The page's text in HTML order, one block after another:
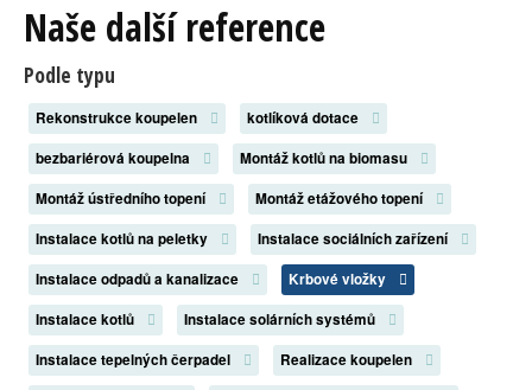
Naše další reference
Podle typu
Rekonstrukce koupelen
kotlíková dotace
bezbariérová koupelna
Montáž kotlů na biomasu
Montáž ústředního topení
Montáž etážového topení
Instalace kotlů na peletky
Instalace sociálních zařízení
Instalace odpadů a kanalizace
Krbové vložky
Instalace kotlů
Instalace solárních systémů
Instalace tepelných čerpadel
Realizace koupelen